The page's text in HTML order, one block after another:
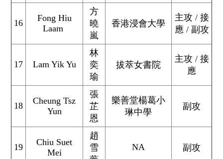
16
Fong Hiu
Laam
方
曉
嵐
香港浸會大學
主攻 / 接
應 / 副攻
17 Lam Yik Yu
林
奕
瑜
拔萃女書院
主攻 / 接
應
18
Cheung Tsz
Yun
張
芷
恩
樂善堂楊葛小
琳中學
副攻
19
Chiu Suet
Mei
趙
雪
NA 副攻